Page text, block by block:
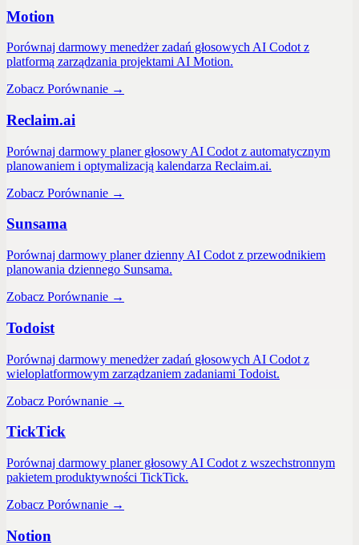
Motion
Porównaj darmowy menedżer zadań głosowych AI Codot z
platformą zarządzania projektami AI Motion.
Zobacz Porównanie →
Reclaim.ai
Porównaj darmowy planer głosowy AI Codot z automatycznym
planowaniem i optymalizacją kalendarza Reclaim.ai.
Zobacz Porównanie →
Sunsama
Porównaj darmowy planer dzienny AI Codot z przewodnikiem
planowania dziennego Sunsama.
Zobacz Porównanie →
Todoist
Porównaj darmowy menedżer zadań głosowych AI Codot z
wieloplatformowym zarządzaniem zadaniami Todoist.
Zobacz Porównanie →
TickTick
Porównaj darmowy planer głosowy AI Codot z wszechstronnym
pakietem produktywności TickTick.
Zobacz Porównanie →
Notion